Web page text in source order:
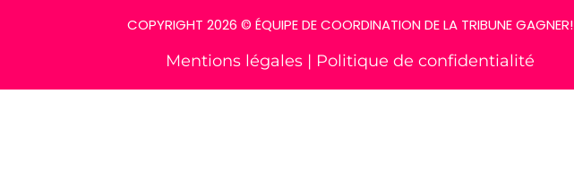
COPYRIGHT 2026 © ÉQUIPE DE COORDINATION DE LA TRIBUNE GAGNER!
Mentions légales | Politique de confidentialité